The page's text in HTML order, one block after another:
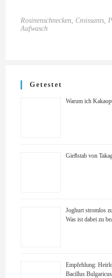
Rosinenschnecken, Croissants,
Aufwasch
Getestet
Warum ich
Gießstab von
Joghurt stromlos
Was ist dabei zu
Empfehlung:
Bacillus Bulgaricus